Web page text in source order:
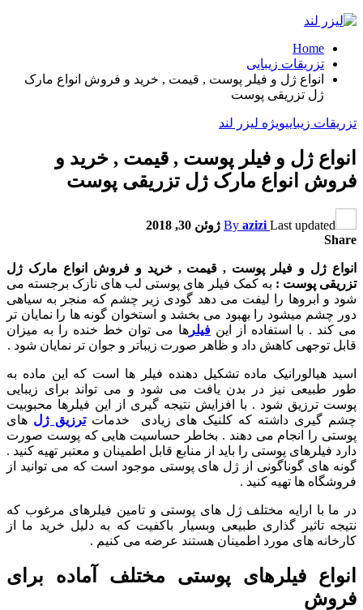
Home
تزریقات زیبایی
انواع ژل و فیلر پوست , قیمت , خرید و فروش انواع مارک
ژل تزریقی پوست
تزریقات زیباییویژه لیزر لند
انواع ژل و فیلر پوست , قیمت , خرید و
فروش انواع مارک ژل تزریقی پوست
By azizi Last updated
ژوئن 30, 2018
Share
انواع ژل و فیلر پوست , قیمت , خرید و فروش انواع مارک ژل
تزریقی پوست : به کمک فیلر های پوستی لب های نازک برجسته می
شود و ابروها را لیفت می دهد گودی زیر چشم که منجر به سیاهی
دور چشم میشود را بهبود می بخشد و استخوان گونه ها را نمایان تر
می کند . با استفاده از این فیلر ها می توان خط خنده را به میزان
قابل توجهی کاهش داد و ظاهر صورت زیباتر و جوان تر نمایان شود .
اسید هیالورانیک ماده تشکیل دهنده فیلر ها است که این ماده به
طور طبیعی نیز در بدن یافت می شود و می تواند برای زیبایی
پوست ترزیق شود . با افزایش نتیجه گیری از این فیلرها محبوبیت
چشم گیری داشته که کلنیک های زیادی خدماتترزیق ژل های
پوستی را انجام می دهند . بخاطر حساسیت هایی که پوست صورت
دارد فیلرهای پوستی را باید از منابع قابل اطمینان و معتبر تهیه کنید .
گونه های گوناگونی از ژل های پوستی موجود است که می توانید از
فروشگاه ها تهیه کنید .
در ما با ارایه مختلف ژل های پوستی و تامین فیلرهای مرغوب که
نتیجه تاثیر گذاری طبیعی وبسیار باکفیت که به دلیل خرید ما از
کارخانه های مورد اطمینان هستند عرضه می کنیم .
انواع فیلرهای پوستی مختلف آماده برای
فروش